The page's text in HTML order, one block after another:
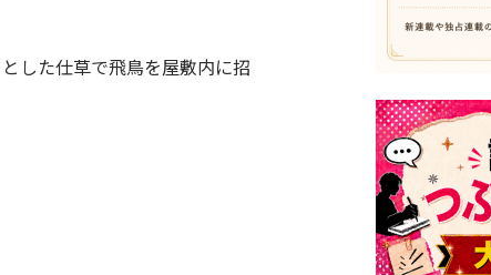
した仕草で飛鳥を屋敷内に招